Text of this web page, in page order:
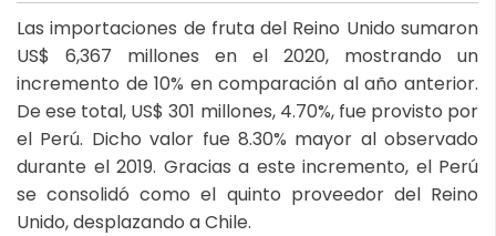
Las importaciones de fruta del Reino Unido sumaron
US$ 6,367 millones en el 2020, mostrando un
incremento de 10% en comparación al año anterior.
De ese total, US$ 301 millones, 4.70%, fue provisto por
el Perú. Dicho valor fue 8.30% mayor al observado
durante el 2019. Gracias a este incremento, el Perú
se consolidó como el quinto proveedor del Reino
Unido, desplazando a Chile.